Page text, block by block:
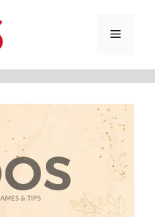
Menu